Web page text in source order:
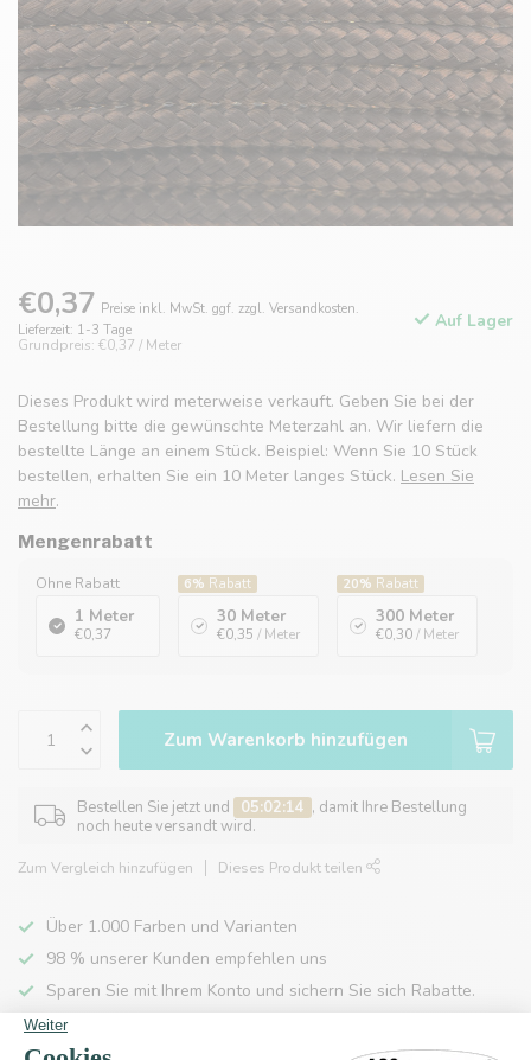
€0,37 Preise inkl. MwSt. ggf. zzgl. Versandkosten.
Lieferzeit: 1-3 Tage
Grundpreis: €0,37 / Meter
Auf Lager
Dieses Produkt wird meterweise verkauft. Geben Sie bei der
Bestellung bitte die gewünschte Meterzahl an. Wir liefern die
bestellte Länge an einem Stück. Beispiel: Wenn Sie 10 Stück
bestellen, erhalten Sie ein 10 Meter langes Stück. Lesen Sie
mehr.
Mengenrabatt
Ohne Rabatt
1 Meter
€0,37
6% Rabatt
30 Meter
€0,35 / Meter
20% Rabatt
300 Meter
€0,30/ Meter
Zum Warenkorb hinzufügen
Bestellen Sie jetzt und 05:02:14 , damit Ihre Bestellung
noch heute versandt wird.
Zum Vergleich hinzufügen Dieses Produkt teilen
Über 1.000 Farben und Varianten
98 % unserer Kunden empfehlen uns
Sparen Sie mit Ihrem Konto und sichern Sie sich Rabatte.
Kostenlose Lieferung nach Hause ab 150 €